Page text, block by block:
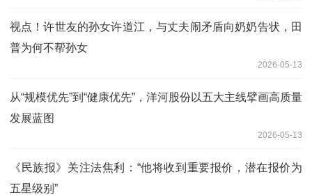
视点！许世友的孙女许道江，与丈夫闹矛盾向奶奶告状，田
普为何不帮孙女
2026-05-13
从“规模优先”到“健康优先”，洋河股份以五大主线擘画高质量
发展蓝图
2026-05-13
《民族报》关注法焦利：“他将收到重要报价，潜在报价为
五星级别”